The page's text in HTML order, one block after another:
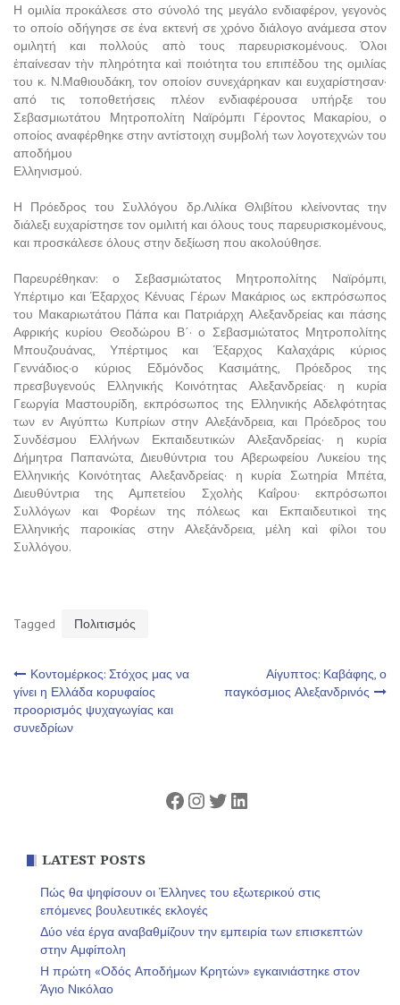
Η ομιλία προκάλεσε στο σύνολό της μεγάλο ενδιαφέρον, γεγονὸς
το οποίο οδήγησε σε ένα εκτενή σε χρόνο διάλογο ανάμεσα στον
ομιλητή και πολλούς απὸ τους παρευρισκομένους. Ὀλοι
ἐπαίνεσαν τὴν πληρότητα καὶ ποιότητα του επιπέδου της ομιλίας
του κ. Ν.Μαθιουδάκη, τον οποίον συνεχάρηκαν και ευχαρίστησαν·
από τις τοποθετήσεις πλέον ενδιαφέρουσα υπήρξε του
Σεβασμιωτάτου Μητροπολίτη Ναϊρόμπι Γέροντος Μακαρίου, ο
οποίος αναφέρθηκε στην αντίστοιχη συμβολή των λογοτεχνών του
αποδήμου
Ελληνισμού.
Η Πρόεδρος του Συλλόγου δρ.Λιλίκα Θλιβίτου κλείνοντας την
διάλεξι ευχαρίστησε τον ομιλιτή και όλους τους παρευρισκομένους,
και προσκάλεσε όλους στην δεξίωση που ακολούθησε.
Παρευρέθηκαν: ο Σεβασμιώτατος Μητροπολίτης Ναϊρόμπι,
Yπέρτιμο και Έξαρχος Κένυας Γέρων Μακάριος ως εκπρόσωπος
του Μακαριωτάτου Πάπα και Πατριάρχη Αλεξανδρείας και πάσης
Αφρικής κυρίου Θεοδώρου Β΄· ο Σεβασμιώτατος Μητροπολίτης
Μπουζουάνας, Υπέρτιμος και Έξαρχος Καλαχάρις κύριος
Γεννάδιος·ο κύριος Εδμόνδος Κασιμάτης, Πρόεδρος της
πρεσβυγενούς Ελληνικής Κοινότητας Αλεξανδρείας· η κυρία
Γεωργία Μαστουρίδη, εκπρόσωπος της Ελληνικής Αδελφότητας
των εν Αιγύπτω Κυπρίων στην Αλεξάνδρεια, και Πρόεδρος του
Συνδέσμου Ελλήνων Εκπαιδευτικών Αλεξανδρείας· η κυρία
Δήμητρα Παπανώτα, Διευθύντρια του Αβερωφείου Λυκείου της
Ελληνικής Κοινότητας Αλεξανδρείας· η κυρία Σωτηρία Μπέτα,
Διευθύντρια της Αμπετείου Σχολὴς Καΐρου· εκπρόσωποι
Συλλόγων και Φορέων της πόλεως και Εκπαιδευτικοὶ της
Ελληνικής παροικίας στην Αλεξάνδρεια, μέλη καὶ φίλοι του
Συλλόγου.
Tagged Πολιτισμός
Πλοήγηση
άρθρων
Κοντομέρκος: Στόχος μας να
γίνει η Ελλάδα κορυφαίος
προορισμός ψυχαγωγίας και
συνεδρίων
Αίγυπτος: Καβάφης, ο
παγκόσμιος Αλεξανδρινός
Facebook
Instagram
Twitter
Linkedin
LATEST POSTS
Πώς θα ψηφίσουν οι Έλληνες του εξωτερικού στις
επόμενες βουλευτικές εκλογές
Δύο νέα έργα αναβαθμίζουν την εμπειρία των επισκεπτών
στην Αμφίπολη
Η πρώτη «Οδός Αποδήμων Κρητών» εγκαινιάστηκε στον
Άγιο Νικόλαο